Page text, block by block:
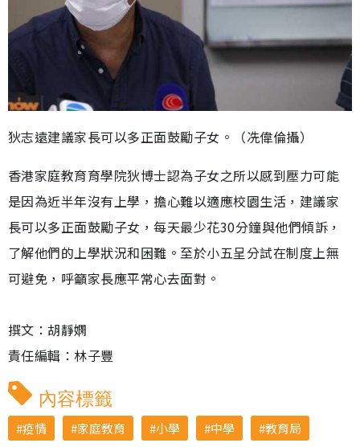
狄志遠建議家長可以多正面鼓勵子女。（冼偉倫攝）
香港家庭教育育學院狄博士認為子女之所以感到壓力可能
是因為近半年沒有上學，擔心難以適應校園生活，建議家
長可以多正面鼓勵子女，每天最少花30分鐘與他們傾訴，
了解他們的上學狀況和困難。至於小五呈分試在制度上無
可避免，呼籲家長應平常心去面對。
撰文：胡靜嫻
責任編輯：林子豐
內容標籤
疫情 家庭教育 小學 中學 教育局